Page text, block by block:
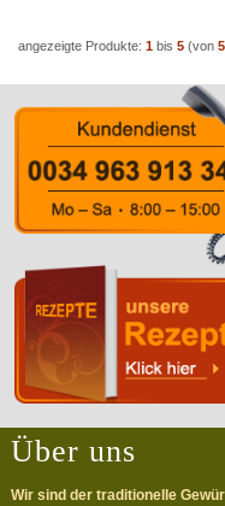
angezeigte Produkte: 1 bis 5 (von 5
Über uns
Wir sind der traditionelle